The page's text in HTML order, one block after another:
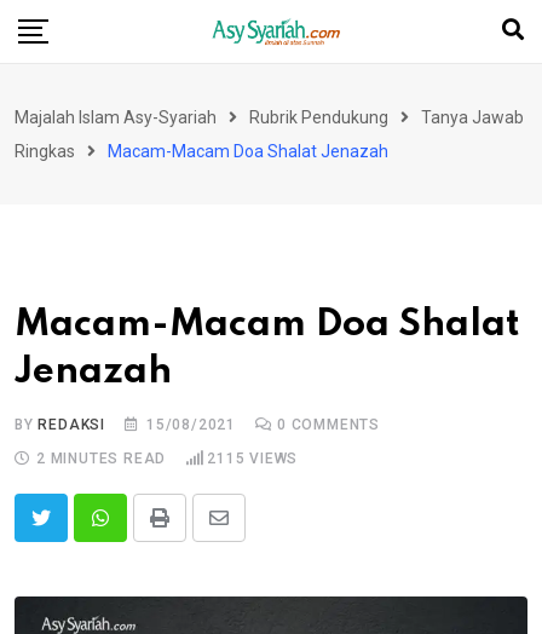
Skip
Majalah Islam Asy-Syariah Rubrik Pendukung
Tanya Jawab
Ringkas
Macam-Macam Doa Shalat Jenazah
Macam-Macam Doa Shalat
Jenazah
BYREDAKSI 15/08/2021 0 COMMENTS
2 MINUTES READ
2115 VIEWS
Print
Share
Email